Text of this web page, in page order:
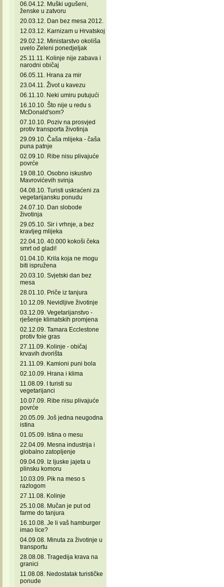
06.04.12. Muški ugušeni,
ženske u zatvoru
20.03.12. Dan bez mesa 2012.
12.03.12. Karnizam u Hrvatskoj
29.02.12. Ministarstvo okoliša
uvelo Zeleni ponedjeljak
25.11.11. Kolinje nije zabava i
narodni običaj
06.05.11. Hrana za mir
23.04.11. Život u kavezu
06.11.10. Neki umiru putujući
16.10.10. Što nije u redu s
McDonald'som?
07.10.10. Poziv na prosvjed
protiv transporta životinja
29.09.10. Čaša mlijeka - čaša
puna patnje
02.09.10. Ribe nisu plivajuće
povrće
19.08.10. Osobno iskustvo
Mavrovićevih svinja
04.08.10. Turisti uskraćeni za
vegetarijansku ponudu
24.07.10. Dan slobode
životinja
29.05.10. Sir i vrhnje, a bez
kravljeg mlijeka
22.04.10. 40.000 kokoši čeka
smrt od gladi!
01.04.10. Krila koja ne mogu
biti ispružena
20.03.10. Svjetski dan bez
mesa
28.01.10. Priče iz tanjura
10.12.09. Nevidljive životinje
03.12.09. Vegetarijanstvo -
rješenje klimatskih promjena
02.12.09. Tamara Ecclestone
protiv foie gras
27.11.09. Kolinje - običaj
krvavih dvorišta
21.11.09. Kamioni puni bola
02.10.09. Hrana i klima
11.08.09. I turisti su
vegetarijanci
10.07.09. Ribe nisu plivajuće
povrće
20.05.09. Još jedna neugodna
istina
01.05.09. Istina o mesu
22.04.09. Mesna industrija i
globalno zatopljenje
09.04.09. Iz ljuske jajeta u
plinsku komoru
10.03.09. Pik na meso s
razlogom
27.11.08. Kolinje
25.10.08. Mučan je put od
farme do tanjura
16.10.08. Je li vaš hamburger
imao lice?
04.09.08. Minuta za životinje u
transportu
28.08.08. Tragedija krava na
granici
11.08.08. Nedostatak turističke
ponude